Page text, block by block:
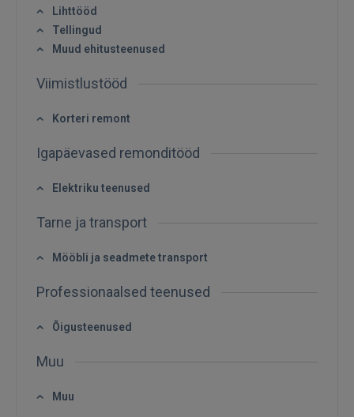
Unustasite parooli? Jäta mind meelde
 Sign in with Apple
Lihttööd
Tellingud
Muud ehitusteenused
Viimistlustööd
Korteri remont
Igapäevased remonditööd
Elektriku teenused
Tarne ja transport
Mööbli ja seadmete transport
Professionaalsed teenused
Õigusteenused
Muu
Muu